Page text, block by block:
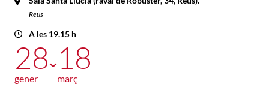
Reus
A les 19.15 h
28
gener
18
març